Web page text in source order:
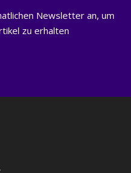
Newsletter an, um
zu erhalten